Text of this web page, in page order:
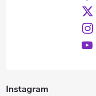
Instagram